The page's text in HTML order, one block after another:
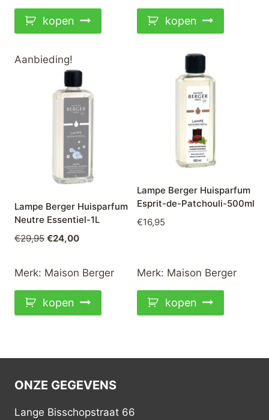
kopen kopen
Aanbieding!
Lampe Berger Huisparfum
Neutre Essentiel-1L
€29,95 Oorspronkelijke
was:
€24,00Huidige
is:
€24,00.
Merk: Maison Berger
kopen
Lampe Berger Huisparfum
Esprit-de-Patchouli-500ml
€16,95
Merk: Maison Berger
kopen
ONZE GEGEVENS
Lange Bisschopstraat 66